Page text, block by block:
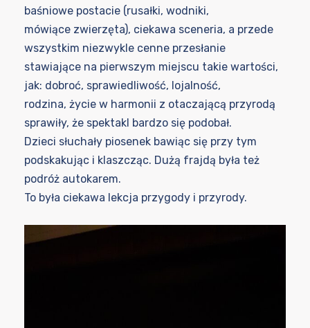
baśniowe postacie (rusałki, wodniki,
mówiące zwierzęta), ciekawa sceneria, a przede
wszystkim niezwykle cenne przesłanie
stawiające na pierwszym miejscu takie wartości,
jak: dobroć, sprawiedliwość, lojalność,
rodzina, życie w harmonii z otaczającą przyrodą
sprawiły, że spektakl bardzo się podobał.
Dzieci słuchały piosenek bawiąc się przy tym
podskakując i klaszcząc. Dużą frajdą była też
podróż autokarem.
To była ciekawa lekcja przygody i przyrody.